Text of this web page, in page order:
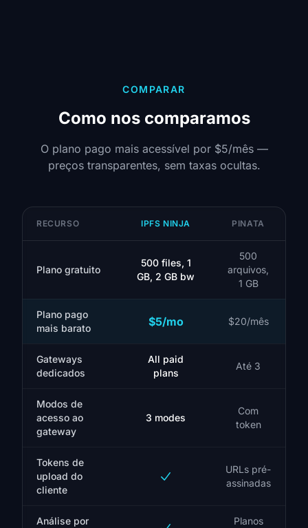
COMPARAR
Como nos comparamos
O plano pago mais acessível por $5/mês —
preços transparentes, sem taxas ocultas.
RECURSO IPFS NINJA PINATA
Plano gratuito
500 files, 1
GB, 2 GB bw
500
arquivos,
1 GB
Plano pago
mais barato
$5/mo $20/mês
Gateways
dedicados
All paid
plans
Até 3
Modos de
acesso ao
gateway
3 modes
Com
token
Tokens de
upload do
cliente
URLs pré-
assinadas
Análise por
Planos